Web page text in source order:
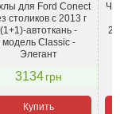
для Ford Conect
столиков c 2013 г
(1+1)-автоткань -
модель Classic -
Элегант
3134грн
Купить